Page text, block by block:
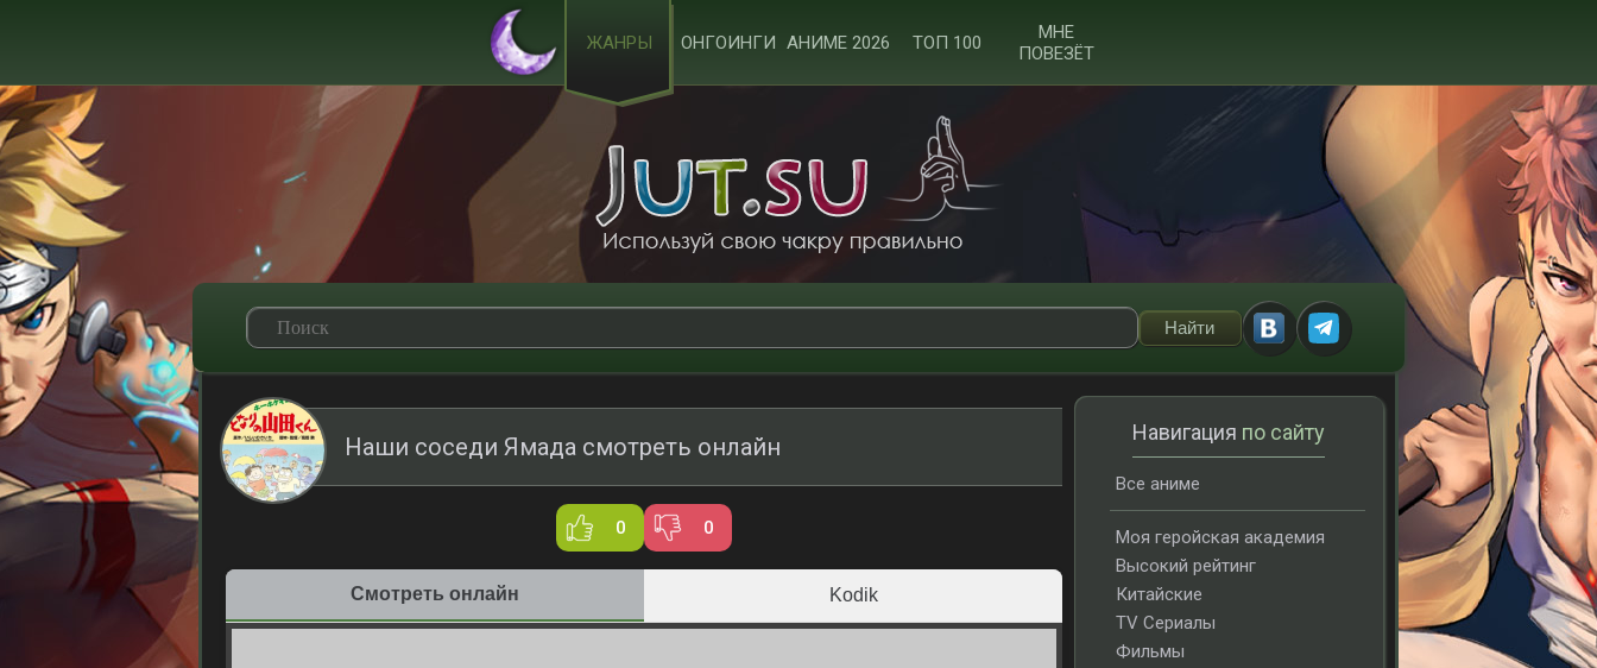
ЖАНРЫ ОНГОИНГИ АНИМЕ 2026 ТОП 100
МНЕ
ПОВЕЗЁТ
Наши соседи Ямада смотреть онлайн
0 0
Смотреть онлайн Kodik
Навигация по сайту
Все аниме
Моя геройская академия
Высокий рейтинг
Китайские
TV Сериалы
Фильмы